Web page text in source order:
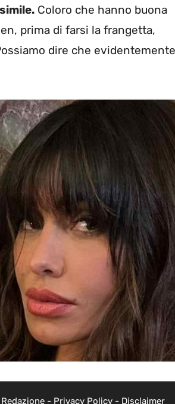
Coloro che hanno buona
prima di farsi la frangetta,
dire che evidentemente
Redazione- Privacy Policy- Disclaimer